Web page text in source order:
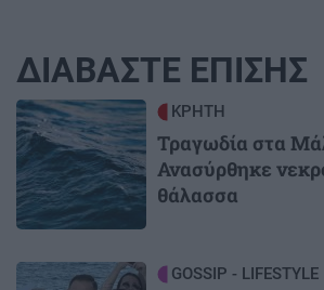
ΔΙΑΒΑΣΤΕ ΕΠΙΣΗΣ
Image ΚΡΗΤΗ
Τραγωδία στα
Ανασύρθηκε
θάλασσα
Image GOSSIP - LIFESTYLE